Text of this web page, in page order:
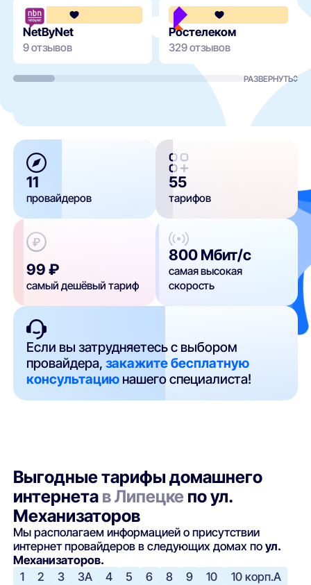
3.7
NetByNet
9 отзывов
Ростелеком
329 отзывов
РАЗВЕРНУТЬ
11
провайдеров
55
тарифов
99 ₽
самый дешёвый тариф
800 Мбит/с
самая высокая
скорость
Если вы затрудняетесь с выбором
провайдера,закажите бесплатную
консультацию нашего специалиста!
Выгодные тарифы домашнего
интернета в Липецке по ул.
Механизаторов
Мы располагаем информацией о присутствии
интернет провайдеров в следующих домах поул.
Механизаторов.
1
2 3 3А 4 5 6 8 9 10
10 корп.А